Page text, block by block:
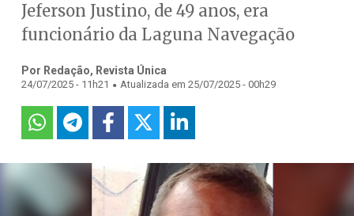
Jeferson Justino, de 49 anos, era
funcionário da Laguna Navegação
Por Redação, Revista Única
24/07/2025 - 11h21 . Atualizada em 25/07/2025 - 00h29